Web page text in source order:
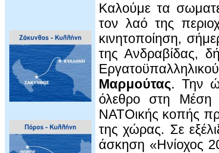
Καλούμε τα
τον λαό της
κινητοποίηση,
της Ανδραβίδας,
Μαρμούτας. Την
όλεθρο στη Μέση
ΝΑΤΟικής κοπής
της χώρας. Σε
άσκηση «Ηνίοχος